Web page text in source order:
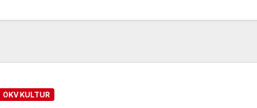
OKV KULTUR